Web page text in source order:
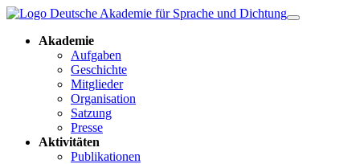
Akademie
Aufgaben
Geschichte
Mitglieder
Organisation
Satzung
Presse
Aktivitäten
Publikationen